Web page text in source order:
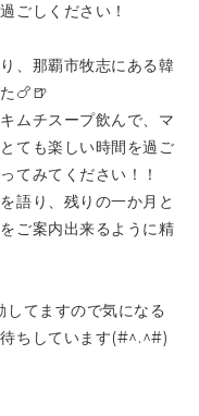
ごしください！
、那覇市牧志にある韓
🍗🍺
ムチスープ飲んで、マ
ても楽しい時間を過ご
てみてください！！
語り、残りの一か月と
ご案内出来るように精
てますので気になる
ちしています(#^.^#)